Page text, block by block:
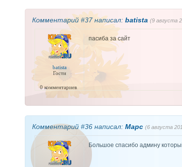
Комментарий #37 написал: batista (9 августа
batista
Гости
0 комментариев
пасиба за сайт
Комментарий #36 написал: Марс (6 августа
Большое спасибо админу